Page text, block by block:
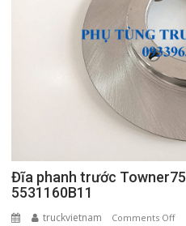
Đĩa phanh trước
5531160B11
truckvietnam Comments Offon